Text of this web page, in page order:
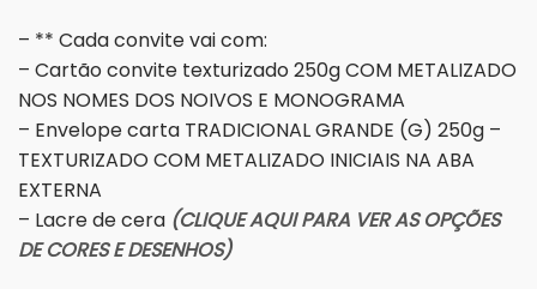
– ** Cada convite vai com:
– Cartão convite texturizado 250g COM METALIZADO
NOS NOMES DOS NOIVOS E MONOGRAMA
– Envelope carta TRADICIONAL GRANDE (G) 250g –
TEXTURIZADO COM METALIZADO INICIAIS NA ABA
EXTERNA
– Lacre de cera (CLIQUE AQUI PARA VER AS OPÇÕES
DE CORES E DESENHOS)